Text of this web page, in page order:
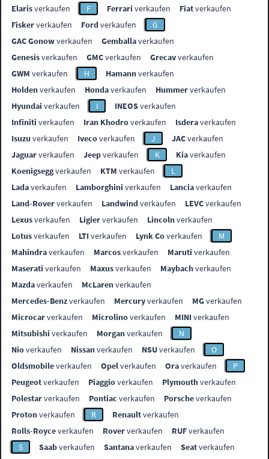
Elarisverkaufen F Ferrari verkaufen Fiatverkaufen
Fiskerverkaufen Fordverkaufen
G
GAC Gonowverkaufen Gemballaverkaufen
Genesisverkaufen GMCverkaufen Grecavverkaufen
GWM verkaufen H Hamannverkaufen
Holdenverkaufen Hondaverkaufen Hummerverkaufen
Hyundai verkaufen I INEOSverkaufen
Infiniti verkaufen Iran Khodroverkaufen Isderaverkaufen
Isuzu verkaufen Ivecoverkaufen J JACverkaufen
Jaguarverkaufen Jeepverkaufen K Kiaverkaufen
Koenigseggverkaufen KTM verkaufen
L
Ladaverkaufen Lamborghini verkaufen Lanciaverkaufen
Land-Roververkaufen Landwindverkaufen LEVCverkaufen
Lexusverkaufen Ligierverkaufen Lincolnverkaufen
Lotusverkaufen LTIverkaufen Lynk Coverkaufen
M
Mahindraverkaufen Marcosverkaufen Maruti verkaufen
Maserati verkaufen Maxusverkaufen Maybachverkaufen
Mazdaverkaufen McLarenverkaufen
Mercedes-Benzverkaufen Mercuryverkaufen MGverkaufen
Microcarverkaufen Microlinoverkaufen MINIverkaufen
Mitsubishi verkaufen Morganverkaufen
N
Nioverkaufen Nissanverkaufen NSUverkaufen
O
Oldsmobileverkaufen Opelverkaufen Oraverkaufen
P
Peugeotverkaufen Piaggioverkaufen Plymouthverkaufen
Polestarverkaufen Pontiac verkaufen Porscheverkaufen
Protonverkaufen R Renaultverkaufen
Rolls-Royceverkaufen Roververkaufen RUFverkaufen
S
Saabverkaufen Santanaverkaufen Seatverkaufen